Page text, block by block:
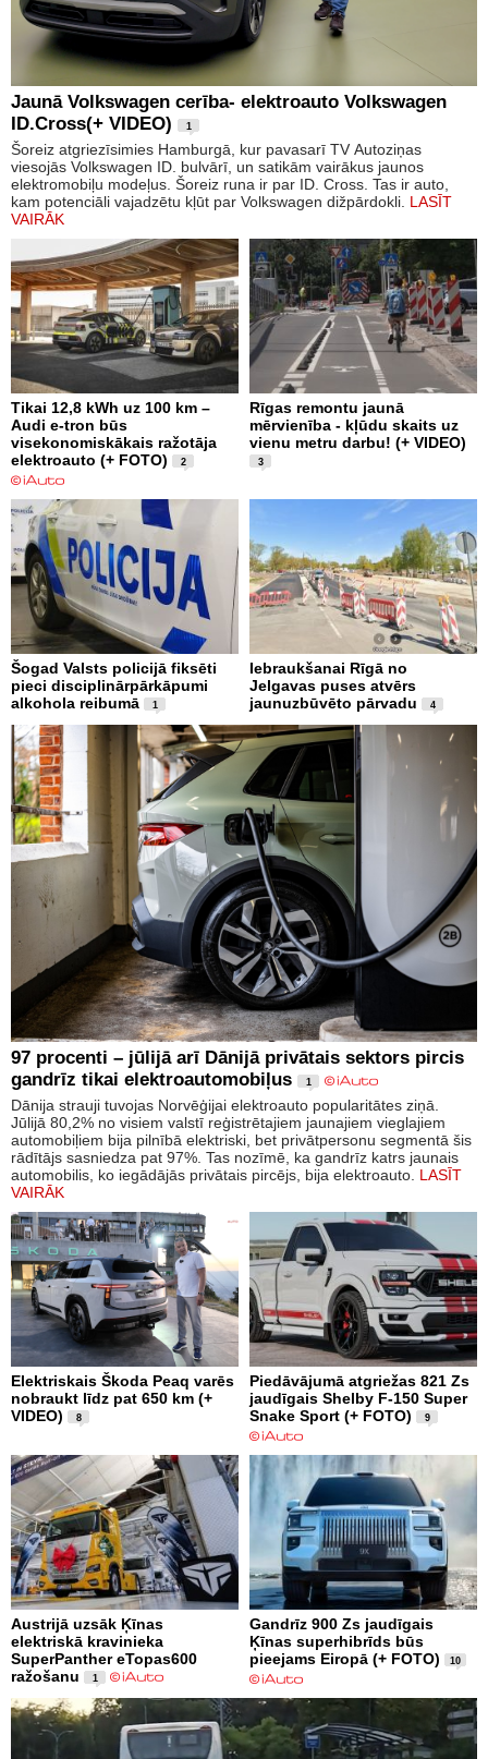
Jaunā Volkswagen cerība- elektroauto Volkswagen
ID.Cross(+ VIDEO)
1
Šoreiz atgriezīsimies Hamburgā, kur pavasarī TV Autoziņas
viesojās Volkswagen ID. bulvārī, un satikām vairākus jaunos
elektromobiļu modeļus. Šoreiz runa ir par ID. Cross. Tas ir auto,
kam potenciāli vajadzētu kļūt par Volkswagen dižpārdokli. LASĪT
VAIRĀK
Tikai 12,8 kWh uz 100 km –
Audi e-tron būs
visekonomiskākais ražotāja
elektroauto (+ FOTO)
2
Rīgas remontu jaunā
mērvienība - kļūdu skaits uz
vienu metru darbu! (+ VIDEO)
3
Šogad Valsts policijā fiksēti
pieci disciplinārpārkāpumi
alkohola reibumā
1
Iebraukšanai Rīgā no
Jelgavas puses atvērs
jaunuzbūvēto pārvadu
4
97 procenti – jūlijā arī Dānijā privātais sektors pircis
gandrīz tikai elektroautomobiļus
1
Dānija strauji tuvojas Norvēģijai elektroauto popularitātes ziņā.
Jūlijā 80,2% no visiem valstī reģistrētajiem jaunajiem vieglajiem
automobiļiem bija pilnībā elektriski, bet privātpersonu segmentā šis
rādītājs sasniedza pat 97%. Tas nozīmē, ka gandrīz katrs jaunais
automobilis, ko iegādājās privātais pircējs, bija elektroauto. LASĪT
VAIRĀK
Elektriskais Škoda Peaq varēs
nobraukt līdz pat 650 km (+
VIDEO)
8
Piedāvājumā atgriežas 821 Zs
jaudīgais Shelby F-150 Super
Snake Sport (+ FOTO)
9
Austrijā uzsāk Ķīnas
elektriskā kravinieka
SuperPanther eTopas600
ražošanu
1
Gandrīz 900 Zs jaudīgais
Ķīnas superhibrīds būs
pieejams Eiropā (+ FOTO)
10